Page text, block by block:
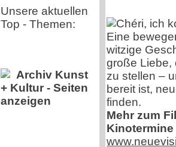
Unsere aktuellen
Top - Themen:
Archiv Kunst
+ Kultur - Seiten
anzeigen
Eine
witzige
große Liebe,
zu stellen –
bereit ist,
finden.
Mehr zum